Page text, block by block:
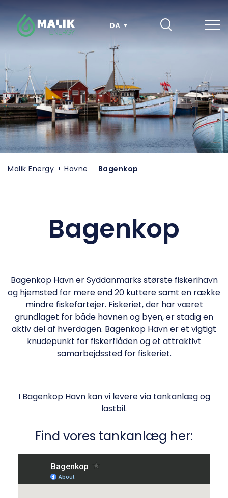
hovedindhold DA
Malik Energy Havne Bagenkop
Bagenkop
Bagenkop Havn er Syddanmarks største fiskerihavn
og hjemsted for mere end 20 kuttere samt en række
mindre fiskefartøjer. Fiskeriet, der har været
grundlaget for både havnen og byen, er stadig en
aktiv del af hverdagen. Bagenkop Havn er et vigtigt
knudepunkt for fiskerflåden og et attraktivt
samarbejdssted for fiskeriet.
I Bagenkop Havn kan vi levere via tankanlæg og
lastbil.
Find vores tankanlæg her: